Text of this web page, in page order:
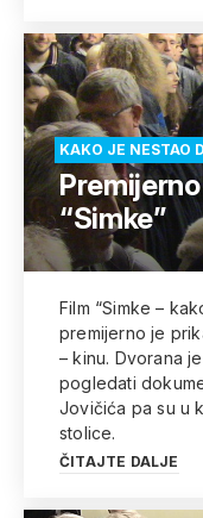
KAKO JE NESTAO
“Simke”
Film “Simke –
premijerno je
– kinu. Dvorana
pogledati
Jovičića pa su u
stolice.
ČITAJTE DALJE